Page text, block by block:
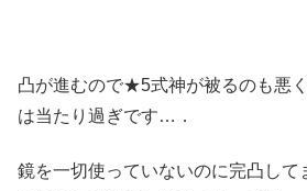
凸が進むので★5式神が被るのも悪
は当たり過ぎです…．
鏡を一切使っていないのに完凸して